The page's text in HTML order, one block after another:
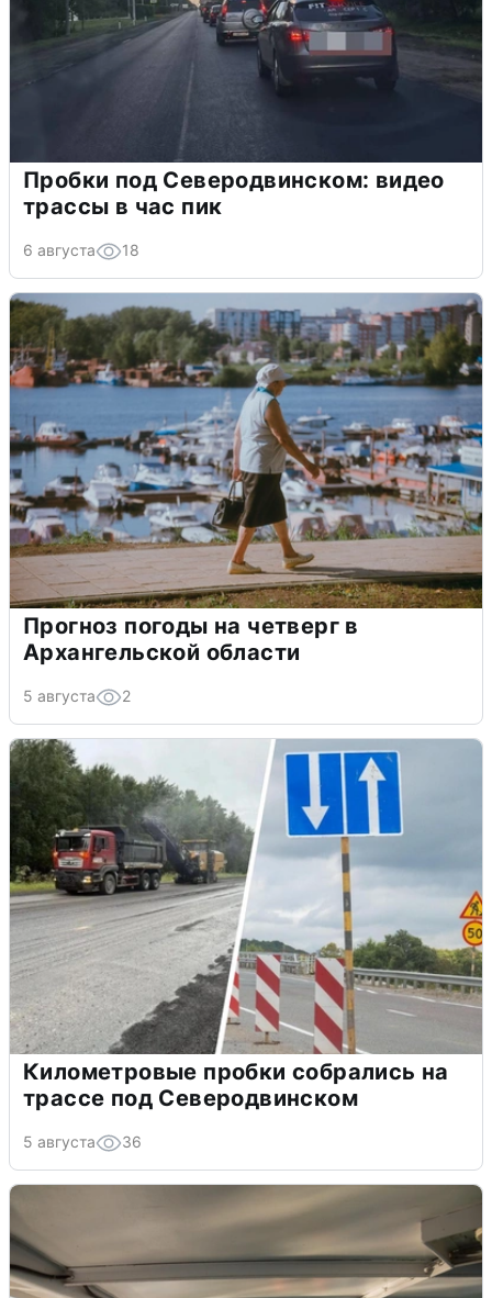
Пробки под Северодвинском: видео
трассы в час пик
6 августа 18
Прогноз погоды на четверг в
Архангельской области
5 августа 2
Километровые пробки собрались на
трассе под Северодвинском
5 августа 36